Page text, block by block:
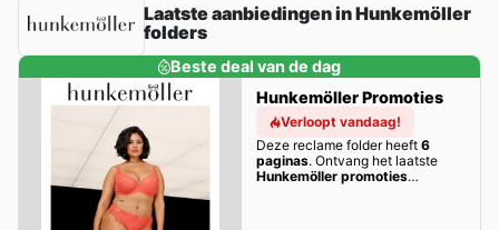
Laatste aanbiedingen in Hunkemöller
folders
Beste deal van de dag
Hunkemöller Promoties
Verloopt vandaag!
Deze reclame folder heeft 6
paginas. Ontvang het laatste
Hunkemöller promoties